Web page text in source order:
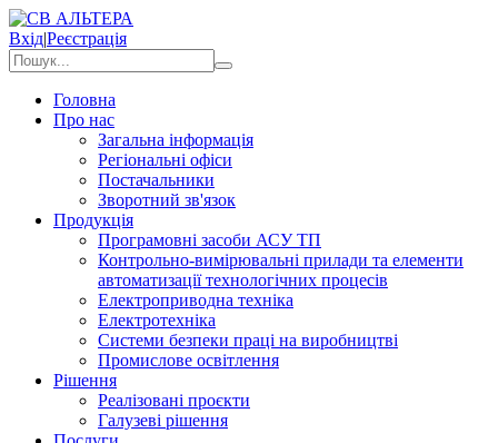
Вхід|Реєстрація
Головна
Про нас
Загальна інформація
Регіональні офіси
Постачальники
Зворотний зв'язок
Продукція
Програмовні засоби АСУ ТП
Контрольно-вимірювальні прилади та елементи
автоматизації технологічних процесів
Електроприводна техніка
Електротехніка
Системи безпеки праці на виробництві
Промислове освітлення
Рішення
Реалізовані проєкти
Галузеві рішення